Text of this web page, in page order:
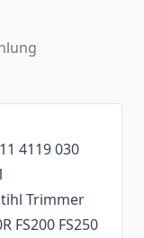
4119 030
Trimmer
FS200 FS250